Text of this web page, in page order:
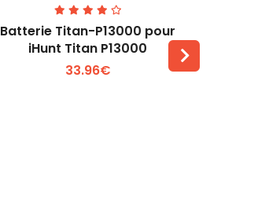
Voir plus +
Batterie Titan-P13000 pour
iHunt Titan P13000
33.96€